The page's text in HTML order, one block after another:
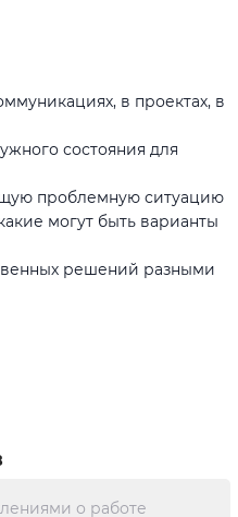
в проектах, в
состояния для
проблемную ситуацию
могут быть варианты
решений разными